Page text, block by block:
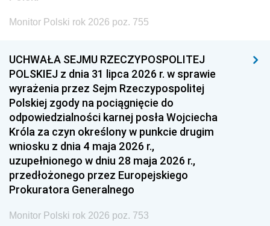
1996 1995 1994
1993 1992 1991
1990 1989
1987 1986 1985
1984 1983
1981 1980 1979
1978 1977
1975 1974
Monitor Polski rok 2026 poz. 755
UCHWAŁA SEJMU RZECZYPOSPOLITEJ
POLSKIEJ z dnia 31 lipca 2026 r. w sprawie
wyrażenia przez Sejm Rzeczypospolitej
Polskiej zgody na pociągnięcie do
odpowiedzialności karnej posła Wojciecha
Króla za czyn określony w punkcie drugim
wniosku z dnia 4 maja 2026 r.,
uzupełnionego w dniu 28 maja 2026 r.,
przedłożonego przez Europejskiego
Prokuratora Generalnego
Monitor Polski rok 2026 poz. 753